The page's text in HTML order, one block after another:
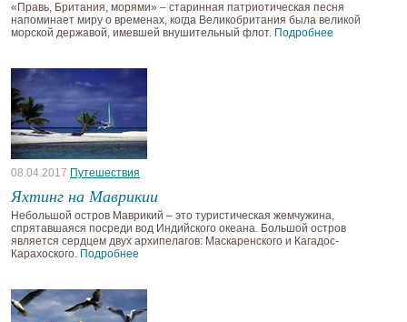
«Правь, Британия, морями» – старинная патриотическая песня
напоминает миру о временах, когда Великобритания была великой
морской державой, имевшей внушительный флот. Подробнее
08.04.2017 Путешествия
Яхтинг на Маврикии
Небольшой остров Маврикий – это туристическая жемчужина,
спрятавшаяся посреди вод Индийского океана. Большой остров
является сердцем двух архипелагов: Маскаренского и Кагадос-
Карахоского. Подробнее